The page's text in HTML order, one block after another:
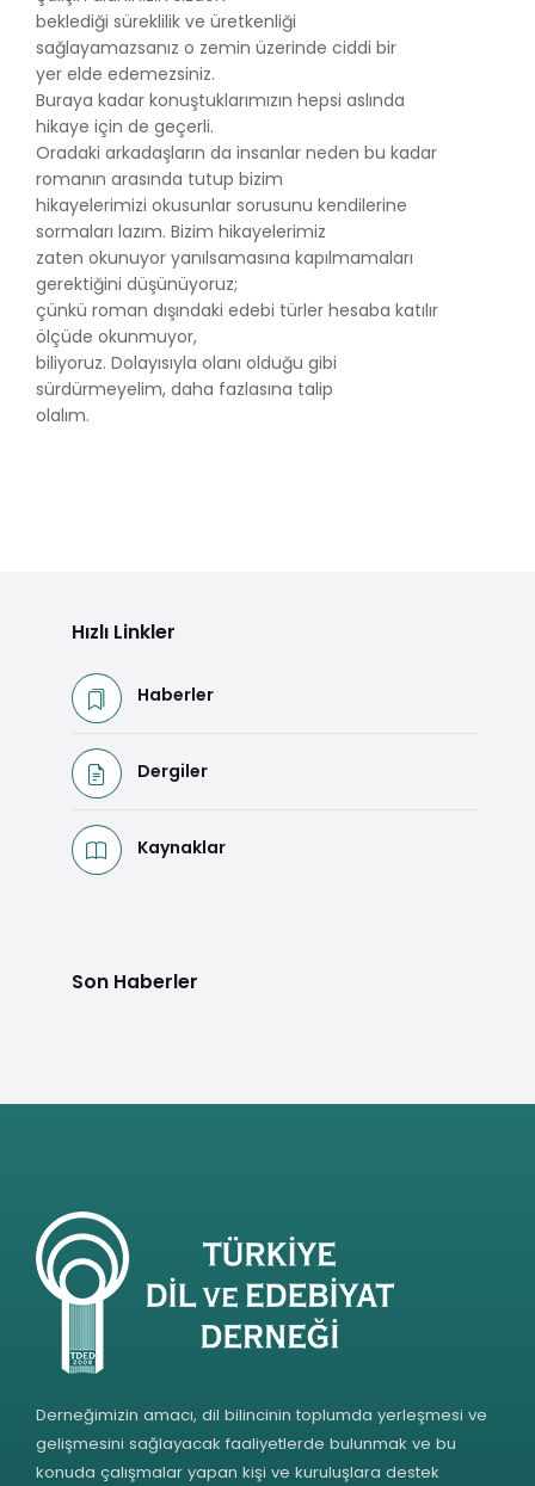
beklediği süreklilik ve üretkenliği
sağlayamazsanız o zemin üzerinde ciddi bir
yer elde edemezsiniz.
Buraya kadar konuştuklarımızın hepsi aslında
hikaye için de geçerli.
Oradaki arkadaşların da insanlar neden bu kadar
romanın arasında tutup bizim
hikayelerimizi okusunlar sorusunu kendilerine
sormaları lazım. Bizim hikayelerimiz
zaten okunuyor yanılsamasına kapılmamaları
gerektiğini düşünüyoruz;
çünkü roman dışındaki edebi türler hesaba katılır
ölçüde okunmuyor,
biliyoruz. Dolayısıyla olanı olduğu gibi
sürdürmeyelim, daha fazlasına talip
olalım.
Hızlı Linkler
Haberler
Dergiler
Kaynaklar
Son Haberler
Derneğimizin amacı, dil bilincinin toplumda yerleşmesi ve
gelişmesini sağlayacak faaliyetlerde bulunmak ve bu
konuda çalışmalar yapan kişi ve kuruluşlara destek